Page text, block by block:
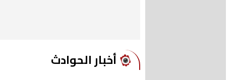
أخبار الحوادث